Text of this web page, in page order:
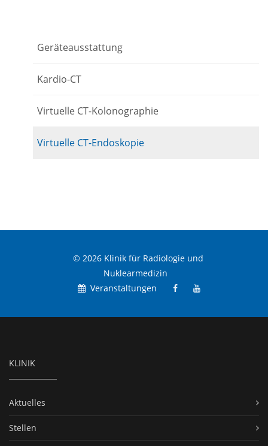
Geräteausstattung
Kardio-CT
Virtuelle CT-Kolonographie
Virtuelle CT-Endoskopie
© 2026 Klinik für Radiologie und
Nuklearmedizin
Veranstaltungen
KLINIK
Aktuelles
Stellen